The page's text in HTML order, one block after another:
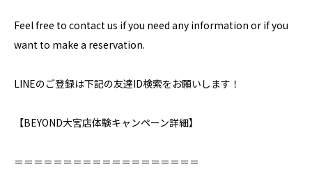
Feel free to contact us if you need any information or if you
want to make a reservation.
LINEのご登録は下記の友達ID検索をお願いします！
【BEYOND大宮店体験キャンペーン詳細】⁣
＝＝＝＝＝＝＝＝＝＝＝＝＝＝＝＝＝＝＝⁣